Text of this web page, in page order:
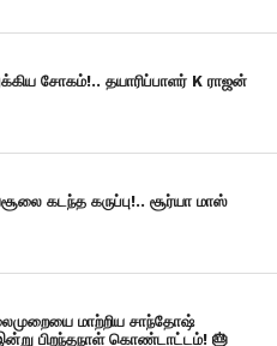
சோகம்!.. தயாரிப்பாளர் K ராஜன்
கடந்த கருப்பு!.. சூர்யா மாஸ்
மாற்றிய சாந்தோஷ்
பிறந்தநாள் கொண்டாட்டம்! 🎂